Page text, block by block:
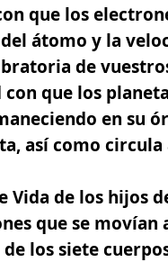
que los
átomo y la
de
que los
en su
así como
de los hijos
que se movían
los siete